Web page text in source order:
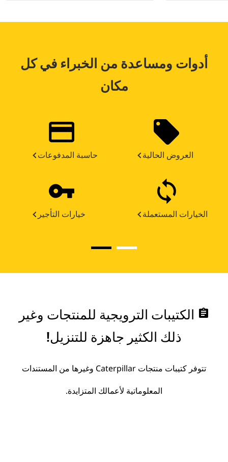
أدوات ومساعدة من الخبراء في كل
مكان
حاسبة المدفوعات العروض الحالية
خيارات التأجير الخيارات المستعملة
assignment الكتيبات الترويجية للمنتجات وغير
ذلك الكثير جاهزة للتنزيل!
تتوفر كتيبات منتجات Caterpillar وغيرها من المستندات
المعلوماتية لأعمالك المتزايدة.